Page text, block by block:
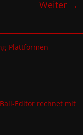
Weiter →
Plattformen
Editor rechnet mit